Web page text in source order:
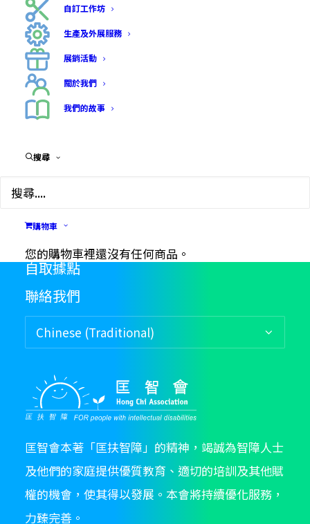
自訂工作坊
生產及外展服務
展銷活動
關於我們
我們的故事
搜尋
購物車
您的購物車裡還沒有任何商品。
輸入您的送貨細節，並選擇付款方
確認訂單和完成交易
購物流程
自取據點
聯絡我們
匡智會本著「匡扶智障」的精神，竭誠為智障人士
及他們的家庭提供優質教育、適切的培訓及其他賦
權的機會，使其得以發展。本會將持續優化服務，
力臻完善。